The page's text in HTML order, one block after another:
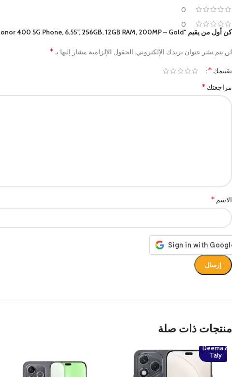
0
0
كن أول من يقيم “Honor 400 5G Phone, 6.55”, 256GB, 12GB RAM, 200MP – Gold”
لن يتم نشر عنوان بريدك الإلكتروني. الحقول الإلزامية مشار إليها بـ*
تقييمك *
مراجعتك *
الاسم *
منتجات ذات صلة
Deema &
Taly